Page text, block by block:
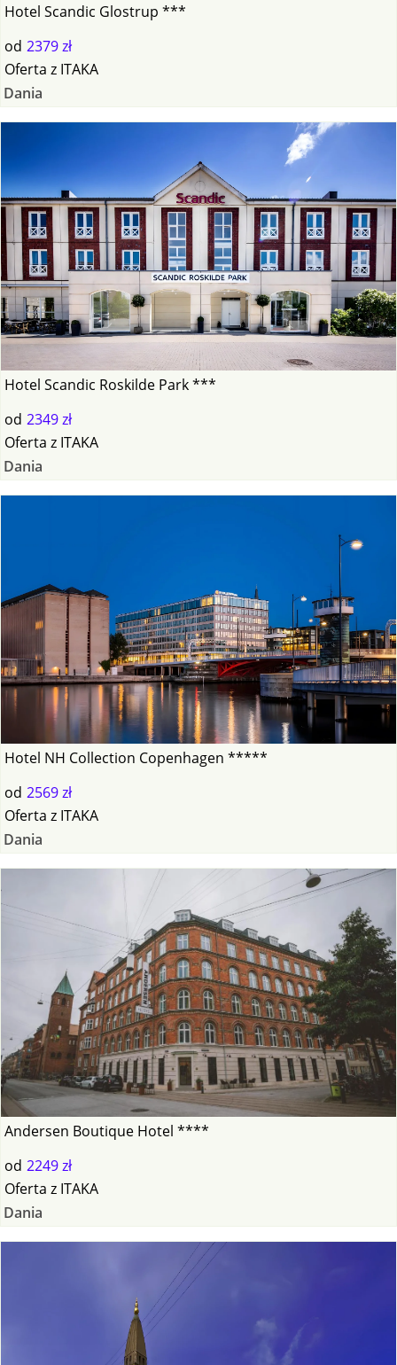
Hotel Scandic Glostrup ***
od 2379 zł
Oferta z ITAKA
Dania
Hotel Scandic Roskilde Park ***
od 2349 zł
Oferta z ITAKA
Dania
Hotel NH Collection Copenhagen *****
od 2569 zł
Oferta z ITAKA
Dania
Andersen Boutique Hotel ****
od 2249 zł
Oferta z ITAKA
Dania